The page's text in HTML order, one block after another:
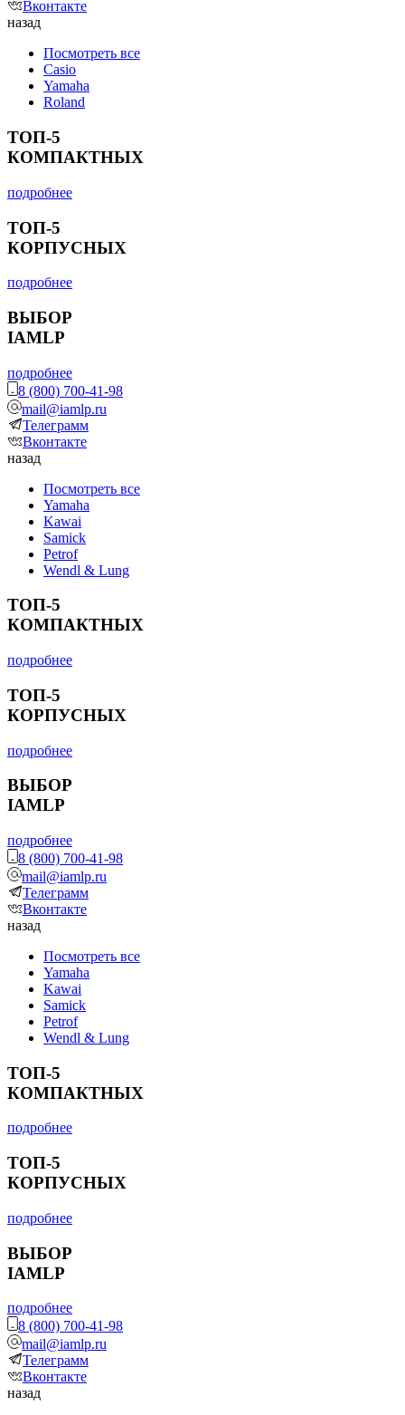
Вконтакте
назад
Посмотреть все
Casio
Yamaha
Roland
ТОП-5
КОМПАКТНЫХ
подробнее
ТОП-5
КОРПУСНЫХ
подробнее
ВЫБОР
IAMLP
подробнее
8 (800) 700-41-98
mail@iamlp.ru
Телеграмм
Вконтакте
назад
Посмотреть все
Yamaha
Kawai
Samick
Petrof
Wendl & Lung
ТОП-5
КОМПАКТНЫХ
подробнее
ТОП-5
КОРПУСНЫХ
подробнее
ВЫБОР
IAMLP
подробнее
8 (800) 700-41-98
mail@iamlp.ru
Телеграмм
Вконтакте
назад
Посмотреть все
Yamaha
Kawai
Samick
Petrof
Wendl & Lung
ТОП-5
КОМПАКТНЫХ
подробнее
ТОП-5
КОРПУСНЫХ
подробнее
ВЫБОР
IAMLP
подробнее
8 (800) 700-41-98
mail@iamlp.ru
Телеграмм
Вконтакте
назад